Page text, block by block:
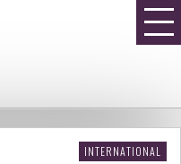
INTERNATIONAL